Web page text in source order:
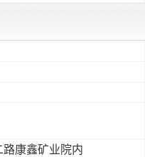
康鑫矿业院内